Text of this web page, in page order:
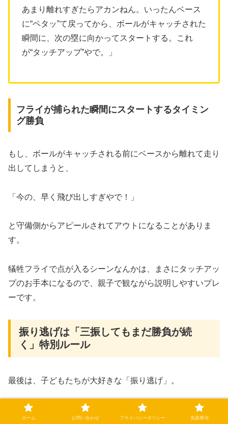
あまり離れすぎたらアカンねん。いったんベース
に“ペタッ”て戻ってから、ボールがキャッチされた
瞬間に、次の塁に向かってスタートする。これ
が“タッチアップ”やで。」
フライが捕られた瞬間にスタートするタイミン
グ勝負
もし、ボールがキャッチされる前にベースから離れて走り
出してしまうと、
「今の、早く飛び出しすぎやで！」
と守備側からアピールされてアウトになることがありま
す。
犠牲フライで点が入るシーンなんかは、まさにタッチアッ
プのお手本になるので、親子で観ながら説明しやすいプレ
ーです。
振り逃げは「三振してもまだ勝負が続
く」特別ルール
最後は、子どもたちが大好きな「振り逃げ」。
「キャッチャーがちゃんと捕るまでが三振」の
ホーム お問い合わせ プライバシーポリシー 免責事項